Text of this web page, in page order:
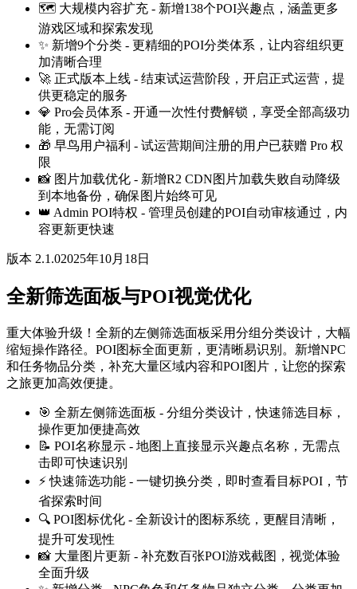
🗺️ 大规模内容扩充 - 新增138个POI兴趣点，涵盖更多
游戏区域和探索发现
✨ 新增9个分类 - 更精细的POI分类体系，让内容组织更
加清晰合理
🚀 正式版本上线 - 结束试运营阶段，开启正式运营，提
供更稳定的服务
💎 Pro会员体系 - 开通一次性付费解锁，享受全部高级功
能，无需订阅
🎁 早鸟用户福利 - 试运营期间注册的用户已获赠 Pro 权
限
📸 图片加载优化 - 新增R2 CDN图片加载失败自动降级
到本地备份，确保图片始终可见
👑 Admin POI特权 - 管理员创建的POI自动审核通过，内
容更新更快速
版本 2.1.02025年10月18日
全新筛选面板与POI视觉优化
重大体验升级！全新的左侧筛选面板采用分组分类设计，大幅
缩短操作路径。POI图标全面更新，更清晰易识别。新增NPC
和任务物品分类，补充大量区域内容和POI图片，让您的探索
之旅更加高效便捷。
🎯 全新左侧筛选面板 - 分组分类设计，快速筛选目标，
操作更加便捷高效
📝 POI名称显示 - 地图上直接显示兴趣点名称，无需点
击即可快速识别
⚡ 快速筛选功能 - 一键切换分类，即时查看目标POI，节
省探索时间
🔍 POI图标优化 - 全新设计的图标系统，更醒目清晰，
提升可发现性
📸 大量图片更新 - 补充数百张POI游戏截图，视觉体验
全面升级